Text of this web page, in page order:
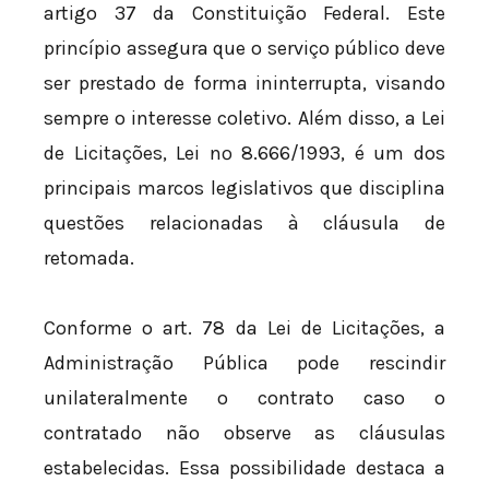
artigo 37 da Constituição Federal. Este
princípio assegura que o serviço público deve
ser prestado de forma ininterrupta, visando
sempre o interesse coletivo. Além disso, a Lei
de Licitações, Lei nº 8.666/1993, é um dos
principais marcos legislativos que disciplina
questões relacionadas à cláusula de
retomada.
Conforme o art. 78 da Lei de Licitações, a
Administração Pública pode rescindir
unilateralmente o contrato caso o
contratado não observe as cláusulas
estabelecidas. Essa possibilidade destaca a